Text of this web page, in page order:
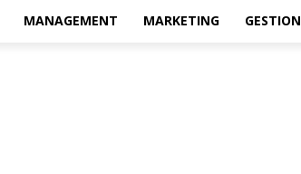
MANAGEMENT MARKETING GESTION